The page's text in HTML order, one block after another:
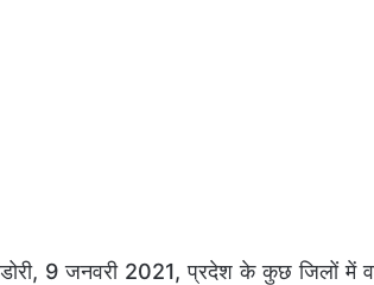
9 जनवरी 2021, प्रदेश के कुछ जिलों में